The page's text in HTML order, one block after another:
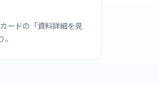
ードの「資料詳細を見